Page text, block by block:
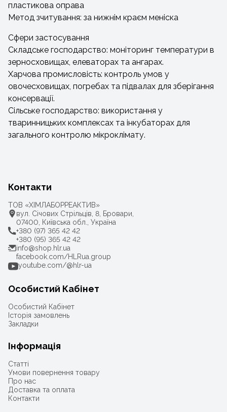
пластикова оправа
Метод зчитування: за нижнім краєм меніска
Сфери застосування
Складське господарство: моніторинг температури в
зерносховищах, елеваторах та ангарах.
Харчова промисловість: контроль умов у
овочесховищах, погребах та підвалах для зберігання
консервації.
Сільське господарство: використання у
тваринницьких комплексах та інкубаторах для
загального контролю мікроклімату.
Контакти
ТОВ «ХІМЛАБОРРЕАКТИВ»
вул. Січових Стрільців, 8, Бровари,
07400, Київська обл., Україна
+380 (97) 365 42 42
+380 (95) 365 42 42
info@shop.hlr.ua
facebook.com/HLRua.group
youtube.com/@hlr-ua
Особистий Кабінет
Особистий Кабінет
Історія замовлень
Закладки
Інформація
Статті
Умови повернення товару
Про нас
Доставка та оплата
Контакти